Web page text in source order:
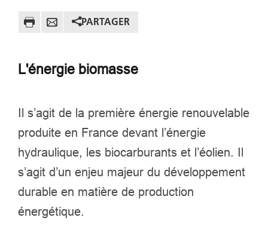
PARTAGER
L'énergie biomasse
Il s’agit de la première énergie renouvelable
produite en France devant l’énergie
hydraulique, les biocarburants et l’éolien. Il
s’agit d’un enjeu majeur du développement
durable en matière de production
énergétique.